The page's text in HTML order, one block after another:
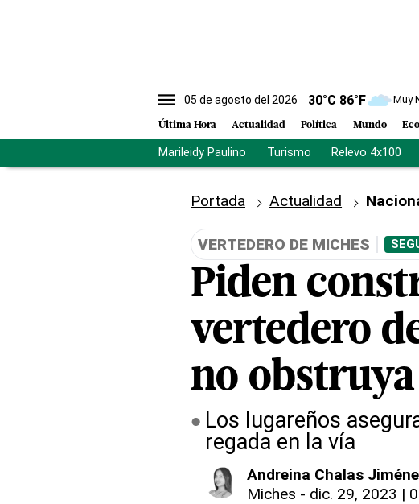
05 de agosto del 2026 30°C 86°F Muy
Última Hora Actualidad Política Mundo
Marileidy Paulino Turismo Relevo 4x100
Portada Actualidad
VERTEDERO DE MICHES
Piden
vertedero
no
Los lugareños
regada en la vía
Andreina Chalas
Miches - dic. 29, 2023 |